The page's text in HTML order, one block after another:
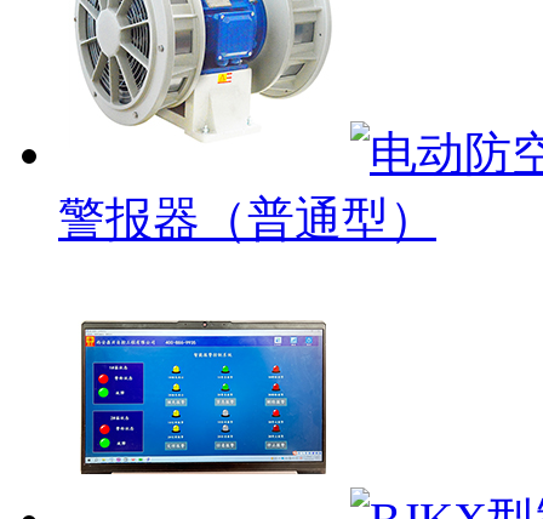
警报器（普通型）